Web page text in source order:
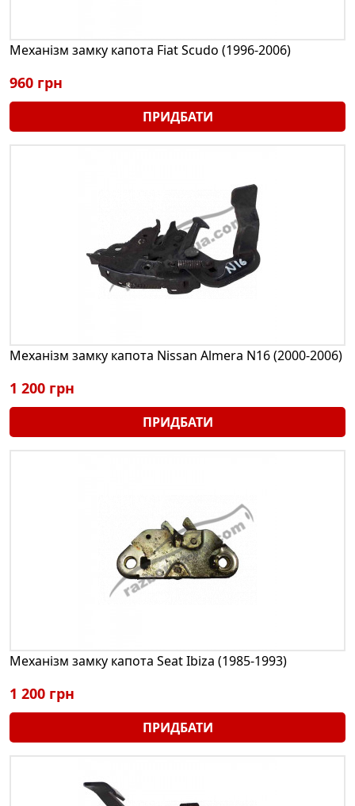
Механізм замку капота Fiat Scudo (1996-2006)
960 грн
ПРИДБАТИ
Механізм замку капота Nissan Almera N16 (2000-2006)
1 200 грн
ПРИДБАТИ
Механізм замку капота Seat Ibiza (1985-1993)
1 200 грн
ПРИДБАТИ